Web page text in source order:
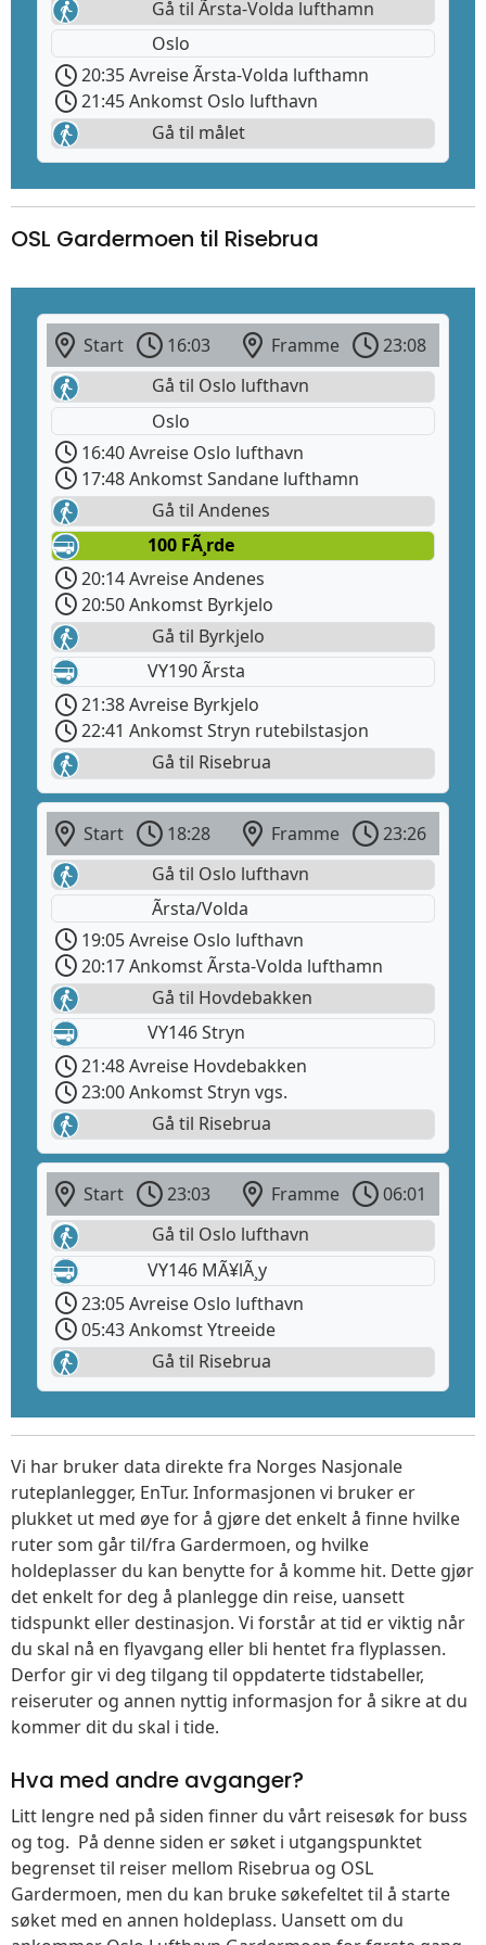
Gå til Ãrsta-Volda lufthamn
Oslo
20:35 Avreise Ãrsta-Volda lufthamn
21:45 Ankomst Oslo lufthavn
Gå til målet
OSL Gardermoen til Risebrua
Start 16:03 Framme
23:08
Gå til Oslo lufthavn
Oslo
16:40 Avreise Oslo lufthavn
17:48 Ankomst Sandane lufthamn
Gå til Andenes
100 FÃ¸rde
20:14 Avreise Andenes
20:50 Ankomst Byrkjelo
Gå til Byrkjelo
VY190 Ãrsta
21:38 Avreise Byrkjelo
22:41 Ankomst Stryn rutebilstasjon
Gå til Risebrua
Start 18:28 Framme
23:26
Gå til Oslo lufthavn
Ãrsta/Volda
19:05 Avreise Oslo lufthavn
20:17 Ankomst Ãrsta-Volda lufthamn
Gå til Hovdebakken
VY146 Stryn
21:48 Avreise Hovdebakken
23:00 Ankomst Stryn vgs.
Gå til Risebrua
Start 23:03 Framme
06:01
Gå til Oslo lufthavn
VY146 MÃ¥lÃ¸y
23:05 Avreise Oslo lufthavn
05:43 Ankomst Ytreeide
Gå til Risebrua
Vi har bruker data direkte fra Norges Nasjonale
ruteplanlegger, EnTur. Informasjonen vi bruker er
plukket ut med øye for å gjøre det enkelt å finne hvilke
ruter som går til/fra Gardermoen, og hvilke
holdeplasser du kan benytte for å komme hit. Dette gjør
det enkelt for deg å planlegge din reise, uansett
tidspunkt eller destinasjon. Vi forstår at tid er viktig når
du skal nå en flyavgang eller bli hentet fra flyplassen.
Derfor gir vi deg tilgang til oppdaterte tidstabeller,
reiseruter og annen nyttig informasjon for å sikre at du
kommer dit du skal i tide.
Hva med andre avganger?
Litt lengre ned på siden finner du vårt reisesøk for buss
og tog. På denne siden er søket i utgangspunktet
begrenset til reiser mellom Risebrua og OSL
Gardermoen, men du kan bruke søkefeltet til å starte
søket med en annen holdeplass. Uansett om du